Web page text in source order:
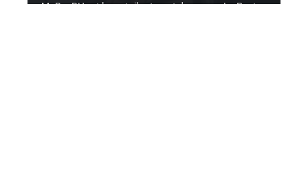
MaBoxRH est le portail extranet du groupe La Poste